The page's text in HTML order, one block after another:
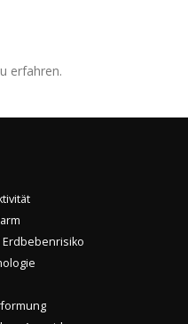
erfahren.